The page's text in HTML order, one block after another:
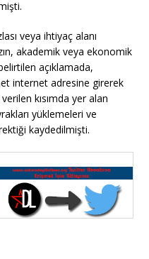
veya ihtiyaç alanı
akademik veya ekonomik
açıklamada,
internet adresine girerek
kısımda yer alan
yüklemeleri ve
kaydedilmişti.